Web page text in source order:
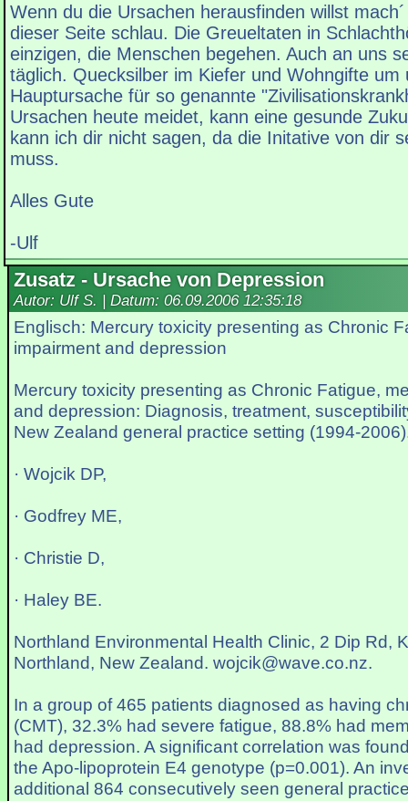
Wenn du die Ursachen herausfinden willst
dieser Seite schlau. Die Greueltaten in
einzigen, die Menschen begehen. Auch an uns
täglich. Quecksilber im Kiefer und Wohngifte um
Hauptursache für so genannte
Ursachen heute meidet, kann eine gesunde
kann ich dir nicht sagen, da die Initative von dir
muss.
Alles Gute
-Ulf
Zusatz - Ursache von Depression
Autor: Ulf S. | Datum: 06.09.2006 12:35:18
Englisch: Mercury toxicity presenting as Chronic
impairment and depression
Mercury toxicity presenting as Chronic Fatigue,
and depression: Diagnosis, treatment,
New Zealand general practice setting (1994-
· Wojcik DP,
· Godfrey ME,
· Christie D,
· Haley BE.
Northland Environmental Health Clinic, 2 Dip Rd,
Northland, New Zealand. wojcik@wave.co.nz.
In a group of 465 patients diagnosed as having
(CMT), 32.3% had severe fatigue, 88.8% had
had depression. A significant correlation was
the Apo-lipoprotein E4 genotype (p=0.001). An
additional 864 consecutively seen general